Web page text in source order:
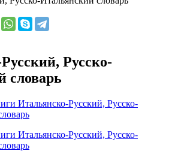
Русско-
словарь